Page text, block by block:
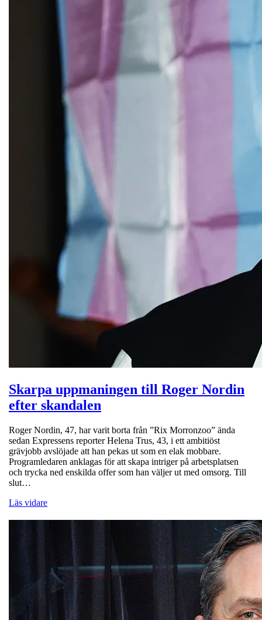
Skarpa uppmaningen till Roger Nordin
efter skandalen
Roger Nordin, 47, har varit borta från ”Rix Morronzoo” ända
sedan Expressens reporter Helena Trus, 43, i ett ambitiöst
grävjobb avslöjade att han pekas ut som en elak mobbare.
Programledaren anklagas för att skapa intriger på arbetsplatsen
och trycka ned enskilda offer som han väljer ut med omsorg. Till
slut…
Läs vidare